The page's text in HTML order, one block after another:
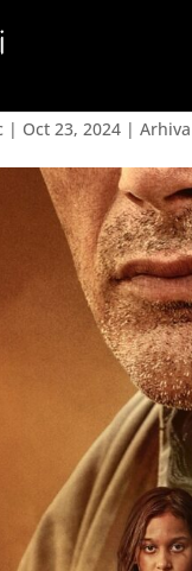
| Oct 23, 2024 |Arhiva